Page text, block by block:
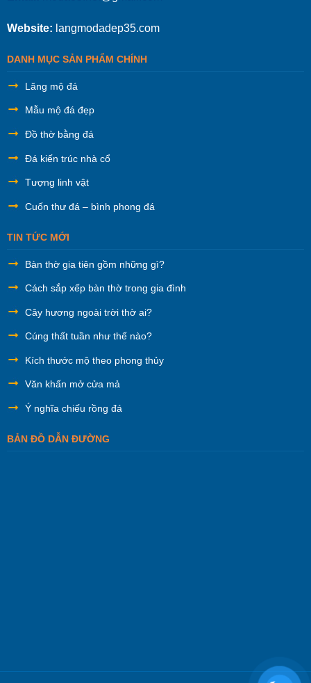
Website: langmodadep35.com
DANH MỤC SẢN PHẨM CHÍNH
Lăng mộ đá
Mẫu mộ đá đẹp
Đồ thờ bằng đá
Đá kiến trúc nhà cổ
Tượng linh vật
Cuốn thư đá – bình phong đá
TIN TỨC MỚI
Bàn thờ gia tiên gồm những gì?
Cách sắp xếp bàn thờ trong gia đình
Cây hương ngoài trời thờ ai?
Cúng thất tuần như thế nào?
Kích thước mộ theo phong thủy
Văn khấn mở cửa mả
Ý nghĩa chiếu rồng đá
BẢN ĐỒ DẪN ĐƯỜNG